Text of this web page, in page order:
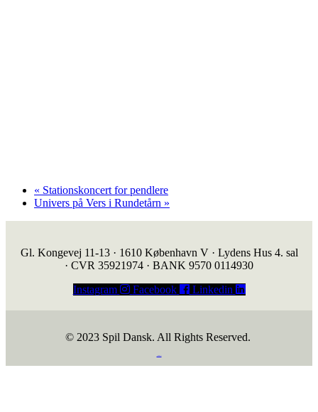
« Stationskoncert for pendlere
Univers på Vers i Rundetårn »
Gl. Kongevej 11-13 · 1610 København V · Lydens Hus 4. sal
· CVR 35921974 · BANK 9570 0114930
Instagram
Facebook Linkedin
© 2023 Spil Dansk. All Rights Reserved.